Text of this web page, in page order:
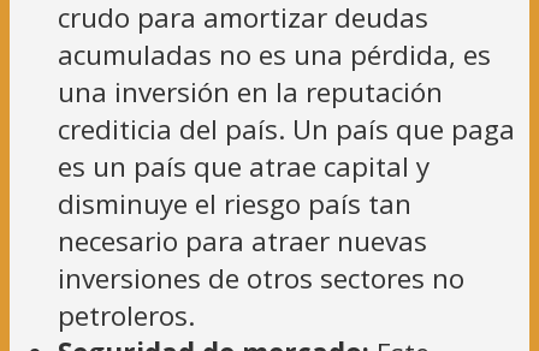
crudo para amortizar deudas
acumuladas no es una pérdida, es
una inversión en la reputación
crediticia del país. Un país que paga
es un país que atrae capital y
disminuye el riesgo país tan
necesario para atraer nuevas
inversiones de otros sectores no
petroleros.